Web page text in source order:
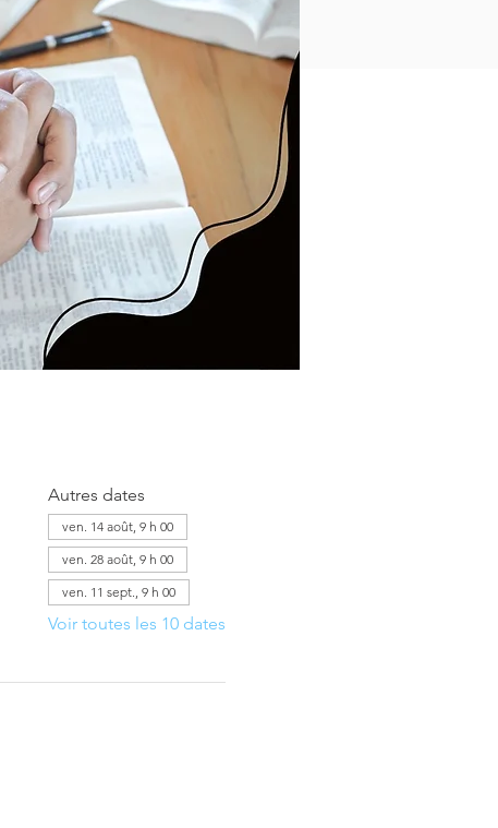
Autres dates
ven. 14 août, 9 h 00
ven. 28 août, 9 h 00
ven. 11 sept., 9 h 00
Voir toutes les 10 dates